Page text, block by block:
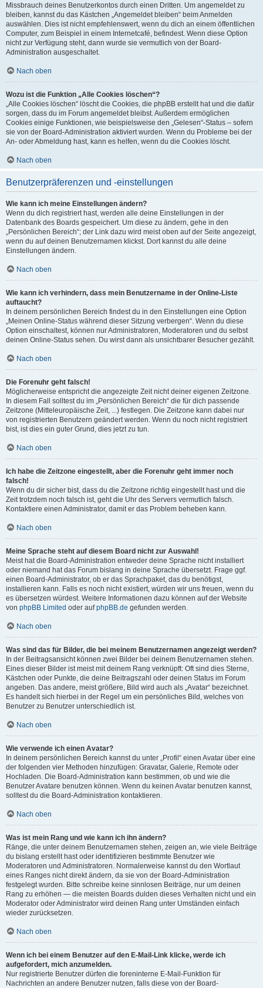
Missbrauch deines Benutzerkontos durch einen Dritten. Um angemeldet zu
bleiben, kannst du das Kästchen „Angemeldet bleiben“ beim Anmelden
auswählen. Dies ist nicht empfehlenswert, wenn du dich an einem öffentlichen
Computer, zum Beispiel in einem Internetcafé, befindest. Wenn diese Option
nicht zur Verfügung steht, dann wurde sie vermutlich von der Board-
Administration ausgeschaltet.
Nach oben
Wozu ist die Funktion „Alle Cookies löschen“?
„Alle Cookies löschen“ löscht die Cookies, die phpBB erstellt hat und die dafür
sorgen, dass du im Forum angemeldet bleibst. Außerdem ermöglichen
Cookies einige Funktionen, wie beispielsweise den „Gelesen“-Status – sofern
sie von der Board-Administration aktiviert wurden. Wenn du Probleme bei der
An- oder Abmeldung hast, kann es helfen, wenn du die Cookies löscht.
Nach oben
Benutzerpräferenzen und -einstellungen
Wie kann ich meine Einstellungen ändern?
Wenn du dich registriert hast, werden alle deine Einstellungen in der
Datenbank des Boards gespeichert. Um diese zu ändern, gehe in den
„Persönlichen Bereich“; der Link dazu wird meist oben auf der Seite angezeigt,
wenn du auf deinen Benutzernamen klickst. Dort kannst du alle deine
Einstellungen ändern.
Nach oben
Wie kann ich verhindern, dass mein Benutzername in der Online-Liste
auftaucht?
In deinem persönlichen Bereich findest du in den Einstellungen eine Option
„Meinen Online-Status während dieser Sitzung verbergen“. Wenn du diese
Option einschaltest, können nur Administratoren, Moderatoren und du selbst
deinen Online-Status sehen. Du wirst dann als unsichtbarer Besucher gezählt.
Nach oben
Die Forenuhr geht falsch!
Möglicherweise entspricht die angezeigte Zeit nicht deiner eigenen Zeitzone.
In diesem Fall solltest du im „Persönlichen Bereich“ die für dich passende
Zeitzone (Mitteleuropäische Zeit, ...) festlegen. Die Zeitzone kann dabei nur
von registrierten Benutzern geändert werden. Wenn du noch nicht registriert
bist, ist dies ein guter Grund, dies jetzt zu tun.
Nach oben
Ich habe die Zeitzone eingestellt, aber die Forenuhr geht immer noch
falsch!
Wenn du dir sicher bist, dass du die Zeitzone richtig eingestellt hast und die
Zeit trotzdem noch falsch ist, geht die Uhr des Servers vermutlich falsch.
Kontaktiere einen Administrator, damit er das Problem beheben kann.
Nach oben
Meine Sprache steht auf diesem Board nicht zur Auswahl!
Meist hat die Board-Administration entweder deine Sprache nicht installiert
oder niemand hat das Forum bislang in deine Sprache übersetzt. Frage ggf.
einen Board-Administrator, ob er das Sprachpaket, das du benötigst,
installieren kann. Falls es noch nicht existiert, würden wir uns freuen, wenn du
es übersetzen würdest. Weitere Informationen dazu können auf der Website
von phpBB Limited oder aufphpBB.de gefunden werden.
Nach oben
Was sind das für Bilder, die bei meinem Benutzernamen angezeigt werden?
In der Beitragsansicht können zwei Bilder bei deinem Benutzernamen stehen.
Eines dieser Bilder ist meist mit deinem Rang verknüpft: Oft sind dies Sterne,
Kästchen oder Punkte, die deine Beitragszahl oder deinen Status im Forum
angeben. Das andere, meist größere, Bild wird auch als „Avatar“ bezeichnet.
Es handelt sich hierbei in der Regel um ein persönliches Bild, welches von
Benutzer zu Benutzer unterschiedlich ist.
Nach oben
Wie verwende ich einen Avatar?
In deinem persönlichen Bereich kannst du unter „Profil“ einen Avatar über eine
der folgenden vier Methoden hinzufügen: Gravatar, Galerie, Remote oder
Hochladen. Die Board-Administration kann bestimmen, ob und wie die
Benutzer Avatare benutzen können. Wenn du keinen Avatar benutzen kannst,
solltest du die Board-Administration kontaktieren.
Nach oben
Was ist mein Rang und wie kann ich ihn ändern?
Ränge, die unter deinem Benutzernamen stehen, zeigen an, wie viele Beiträge
du bislang erstellt hast oder identifizieren bestimmte Benutzer wie
Moderatoren und Administratoren. Normalerweise kannst du den Wortlaut
eines Ranges nicht direkt ändern, da sie von der Board-Administration
festgelegt wurden. Bitte schreibe keine sinnlosen Beiträge, nur um deinen
Rang zu erhöhen — die meisten Boards dulden dieses Verhalten nicht und ein
Moderator oder Administrator wird deinen Rang unter Umständen einfach
wieder zurücksetzen.
Nach oben
Wenn ich bei einem Benutzer auf den E-Mail-Link klicke, werde ich
aufgefordert, mich anzumelden.
Nur registrierte Benutzer dürfen die foreninterne E-Mail-Funktion für
Nachrichten an andere Benutzer nutzen, falls diese von der Board-